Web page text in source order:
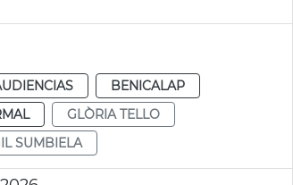
BENICALAP
GLÒRIA TELLO
SUMBIELA